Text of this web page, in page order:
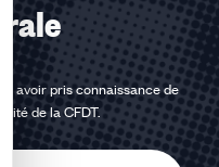
avoir pris connaissance de
de la CFDT.